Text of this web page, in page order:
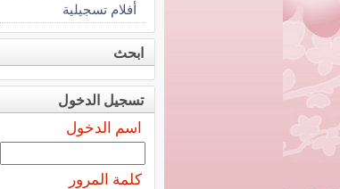
أفلام تسجيلية
ابحث
تسجيل الدخول
اسم الدخول
كلمة المرور